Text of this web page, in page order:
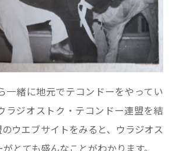
一緒に地元でテコンドーをやってい
ラジオストク・テコンドー連盟を結
ウエブサイトをみると、ウラジオス
とても盛んなことがわかります。